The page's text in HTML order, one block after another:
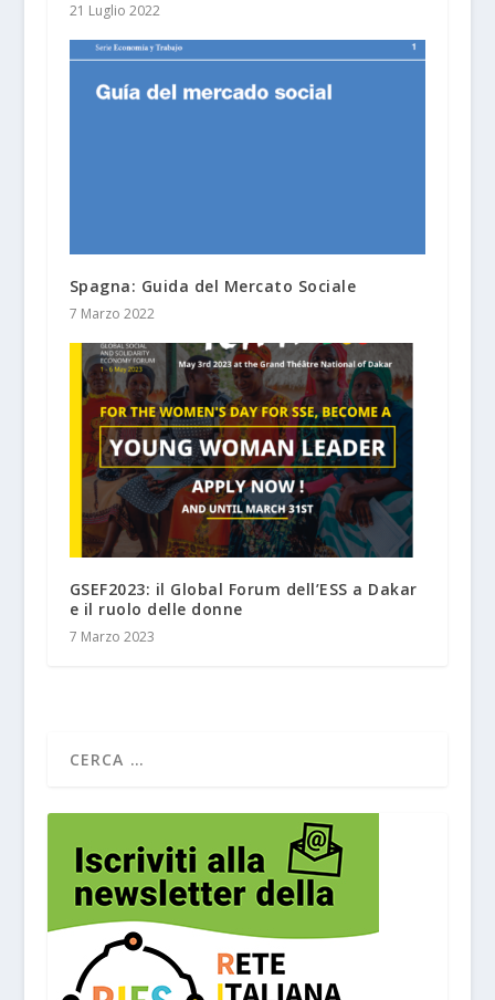
21 Luglio 2022
Spagna: Guida del Mercato Sociale
7 Marzo 2022
GSEF2023: il Global Forum dell’ESS a Dakar
e il ruolo delle donne
7 Marzo 2023